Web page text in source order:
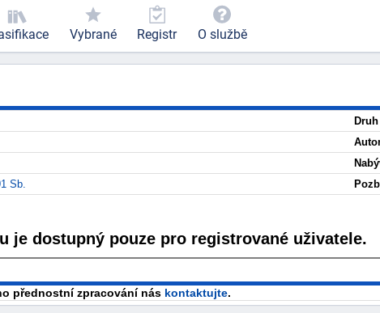
Sb.
je dostupný pouze pro registrované uživatele.
přednostní zpracování nás kontaktujte.
Vybrané Registr O službě